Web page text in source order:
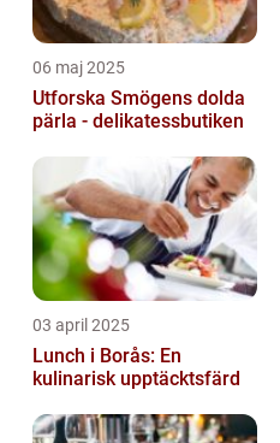
06 maj 2025
Utforska Smögens dolda
pärla - delikatessbutiken
03 april 2025
Lunch i Borås: En
kulinarisk upptäcktsfärd